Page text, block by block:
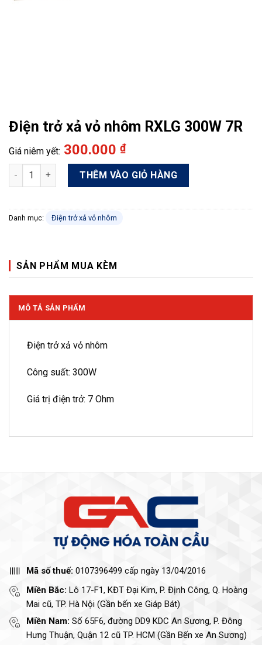
Điện trở xả vỏ nhôm RXLG 300W 7R
300.000 ₫
Điện trở xả vỏ nhôm RXLG 300W 7R số lượng
THÊM VÀO GIỎ HÀNG
Danh mục: Điện trở xả vỏ nhôm
SẢN PHẨM MUA KÈM
MÔ TẢ SẢN PHẨM
Điện trở xả vỏ nhôm
Công suất: 300W
Giá trị điện trở: 7 Ohm
Mã số thuế: 0107396499 cấp ngày 13/04/2016
Miền Bắc: Lô 17-F1, KĐT Đại Kim, P. Định Công, Q. Hoàng
Mai cũ, TP. Hà Nội (Gần bến xe Giáp Bát)
Miền Nam: Số 65F6, đường DD9 KDC An Sương, P. Đông
Hưng Thuận, Quận 12 cũ TP. HCM (Gần Bến xe An Sương)